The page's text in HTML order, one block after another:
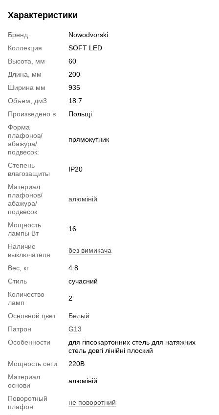
Характеристики
Бренд
Nowodvorski
Коллекция
SOFT LED
Высота, мм
60
Длина, мм
200
Ширина мм
935
Объем, дм3
18.7
Произведено в
Польщі
Форма
плафонов/
абажура/
подвесок:
прямокутник
Степень
влагозащиты
IP20
Материал
плафонов/
абажура/
подвесок
алюміній
Мощность
лампы Вт
16
Наличие
выключателя
без вимикача
Вес, кг
4.8
Стиль
сучасний
Количество
ламп
2
Основной цвет
Белый
Патрон
G13
Особенности
для гіпсокартонних стель для натяжних
стель довгі лінійні плоский
Мощность сети
220В
Материал
основи
алюміній
Поворотный
плафон
не поворотний